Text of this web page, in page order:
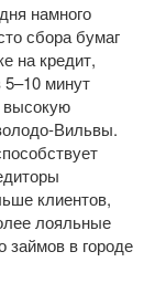
намного
сбора бумаг
на кредит,
минут
высокую
Вильвы.
клиентов,
лояльные
займов в городе